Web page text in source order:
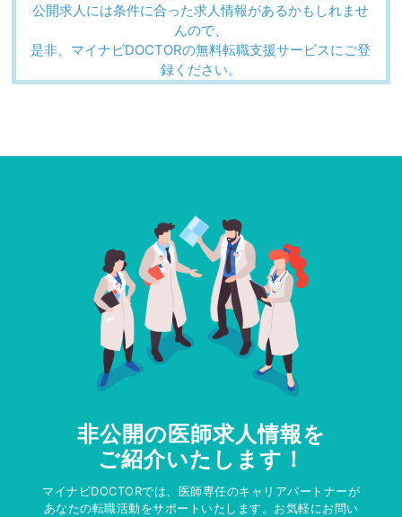
公開求人には条件に合った求人情報があるかもしれませ
んので、
是非、マイナビDOCTORの無料転職支援サービスにご登
録ください。
非公開の医師求人情報を
ご紹介いたします！
マイナビDOCTORでは、医師専任のキャリアパートナーが
あなたの転職活動をサポートいたします。お気軽にお問い